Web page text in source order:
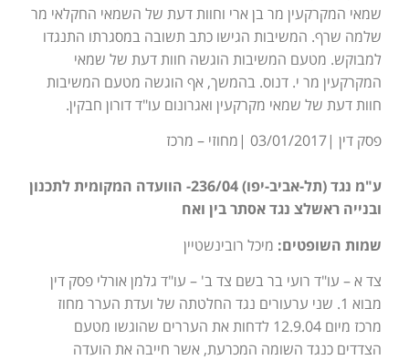
שמאי המקרקעין מר בן ארי וחוות דעת של השמאי החקלאי מר
שלמה שרף. המשיבות הגישו כתב תשובה במסגרתו התנגדו
למבוקש. מטעם המשיבות הוגשה חוות דעת של שמאי
המקרקעין מר י. דנוס. בהמשך, אף הוגשה מטעם המשיבות
חוות דעת של שמאי מקרקעין ואגרונום עו"ד דורון חבקין.
פסק דין |03/01/2017 |מחוזי – מרכז
ע"מ נגד (תל-אביב-יפו) 236/04- הוועדה המקומית לתכנון
ובנייה ראשלצ נגד אסתר בין ואח
שמות השופטים: מיכל רובינשטיין
צד א – עו"ד רועי בר בשם צד ב' – עו"ד גלמן אורלי פסק דין
מבוא 1. שני ערעורים נגד החלטתה של ועדת הערר מחוז
מרכז מיום 12.9.04 לדחות את העררים שהוגשו מטעם
הצדדים כנגד השומה המכרעת, אשר חייבה את הועדה